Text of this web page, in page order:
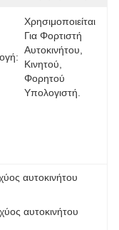
Χρησιμοποιείται
Για Φορτιστή
Αυτοκινήτου,
Κινητού,
Φορητού
Υπολογιστή.
αυτοκινήτου
αυτοκινήτου